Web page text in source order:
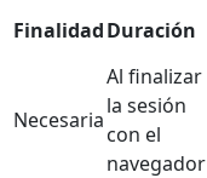
FinalidadDuración
Necesaria
Al finalizar
la sesión
con el
navegador